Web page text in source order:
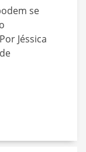
se
Jéssica